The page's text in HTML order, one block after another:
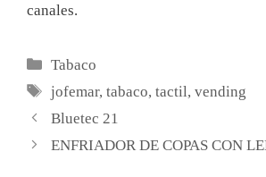
canales.
Categorías
Tabaco
Etiquetas
jofemar,tabaco,tactil,vending
Bluetec 21
ENFRIADOR DE COPAS CON